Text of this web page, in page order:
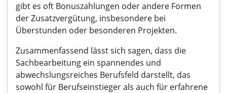
gibt es oft Bonuszahlungen oder andere Formen
der Zusatzvergütung, insbesondere bei
Überstunden oder besonderen Projekten.
Zusammenfassend lässt sich sagen, dass die
Sachbearbeitung ein spannendes und
abwechslungsreiches Berufsfeld darstellt, das
sowohl für Berufseinstieger als auch für erfahrene